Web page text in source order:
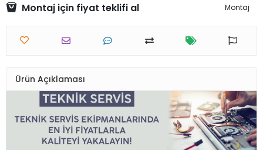
Montaj için fiyat teklifi al Montaj
Ürün Açıklaması